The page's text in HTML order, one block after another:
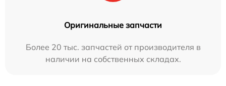
Оригинальные запчасти
Более 20 тыс. запчастей от производителя в
наличии на собственных складах.